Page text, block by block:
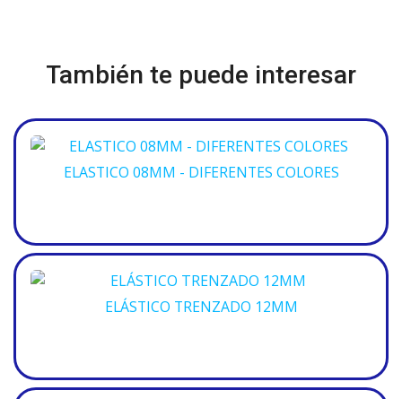
También te puede interesar
ELASTICO 08MM - DIFERENTES COLORES
ELÁSTICO TRENZADO 12MM